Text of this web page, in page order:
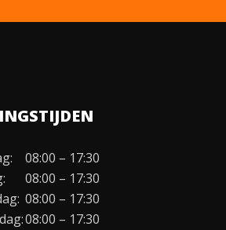
08:00 – 17:30
08:00 – 17:30
08:00 – 17:30
08:00 – 17:30